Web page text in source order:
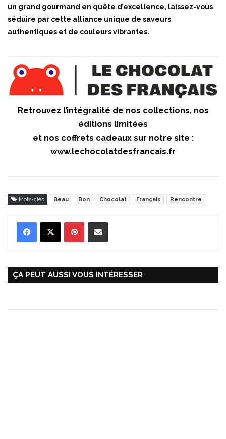
un grand gourmand en quête d’excellence, laissez-vous
séduire par cette alliance unique de saveurs
authentiques et de couleurs vibrantes.
Retrouvez l’intégralité de nos collections, nos
éditions limitées
et nos coffrets cadeaux sur notre site :
www.lechocolatdesfrancais.fr
Mots-clés Beau Bon Chocolat Français Rencontre
ÇA PEUT AUSSI VOUS INTÉRESSER